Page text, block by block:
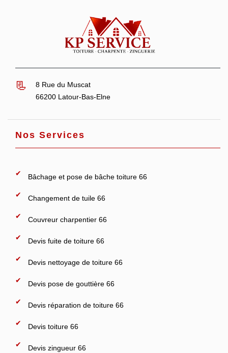
8 Rue du Muscat
66200 Latour-Bas-Elne
Nos Services
Bâchage et pose de bâche toiture 66
Changement de tuile 66
Couvreur charpentier 66
Devis fuite de toiture 66
Devis nettoyage de toiture 66
Devis pose de gouttière 66
Devis réparation de toiture 66
Devis toiture 66
Devis zingueur 66